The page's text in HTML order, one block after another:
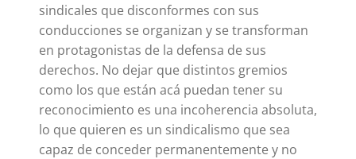
sindicales que disconformes con sus
conducciones se organizan y se transforman
en protagonistas de la defensa de sus
derechos. No dejar que distintos gremios
como los que están acá puedan tener su
reconocimiento es una incoherencia absoluta,
lo que quieren es un sindicalismo que sea
capaz de conceder permanentemente y no